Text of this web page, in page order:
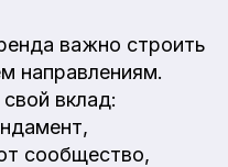
важно строить
направлениям.
вклад:
сообщество,